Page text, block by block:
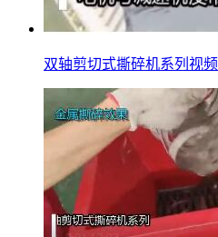
双轴剪切式撕碎机系列视频